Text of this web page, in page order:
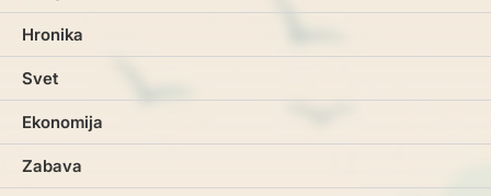
Hronika
Svet
Ekonomija
Zabava